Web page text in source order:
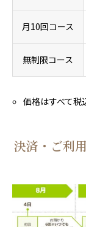
月10回コース
無制限コース
価格はすべて税
決済・ご利